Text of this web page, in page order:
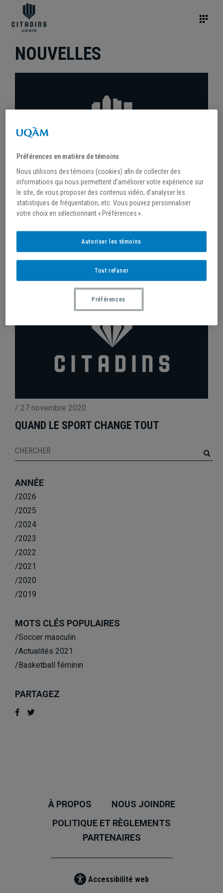
NOUVELLES
/27 novembre 2020
QUATRE CITADINS REÇOIVENT UNE
BOURSE DE LA FAEQ
/ 27 novembre 2020
QUAND LE SPORT CHANGE TOUT
ANNÉE
/2026
/2025
/2024
/2023
/2022
/2021
/2020
/2019
MOTS CLÉS POPULAIRES
/Soccer masculin
/Actualités 2021
/Basketball féminin
PARTAGEZ
À PROPOS
NOUS JOINDRE
POLITIQUE ET RÈGLEMENTS
PARTENAIRES
Accessibilité web
Préférences en matière de témoins
Nous utilisons des témoins (cookies) afin de collecter des
informations qui nous permettent d’améliorer votre expérience sur
le site, de vous proposer des contenus vidéo, d’analyser les
statistiques de fréquentation, etc. Vous pouvez personnaliser
votre choix en sélectionnant « Préférences ».
Tout refuser
Autoriser les témoins
Préférences